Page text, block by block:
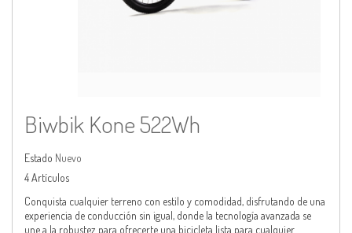
Biwbik Kone 522Wh
Estado Nuevo
4Artículos
Conquista cualquier terreno con estilo y comodidad, disfrutando de una
experiencia de conducción sin igual, donde la tecnología avanzada se
une a la robustez para ofrecerte una bicicleta lista para cualquier